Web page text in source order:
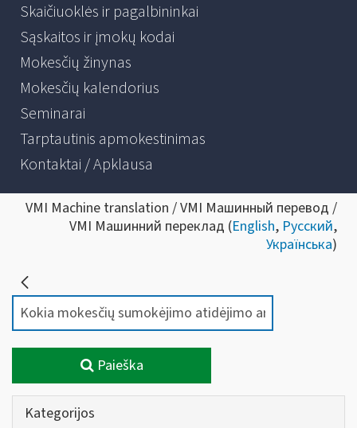
Skaičiuoklės ir pagalbininkai
Sąskaitos ir įmokų kodai
Mokesčių žinynas
Mokesčių kalendorius
Seminarai
Tarptautinis apmokestinimas
Kontaktai / Apklausa
VMI Machine translation / VMI Машинный перевод /
VMI Машинний переклад (English, Русский,
Українська)
Paieška
Kategorijos